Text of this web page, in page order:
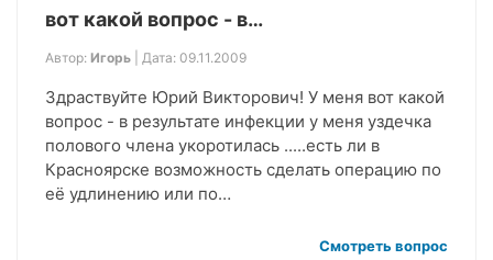
вот какой вопрос - в…
Автор: Игорь | Дата: 09.11.2009
Здраствуйте Юрий Викторович! У меня вот какой
вопрос - в результате инфекции у меня уздечка
полового члена укоротилась .....есть ли в
Красноярске возможность сделать операцию по
её удлинению или по…
Смотреть вопрос